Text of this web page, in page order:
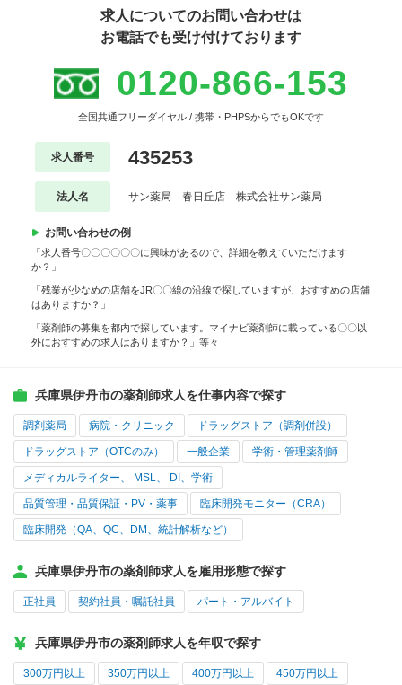
求人についてのお問い合わせは
お電話でも受け付けております
0120-866-153
全国共通フリーダイヤル / 携帯・PHPSからでもOKです
求人番号 435253
法人名 サン薬局 春日丘店 株式会社サン薬局
お問い合わせの例
「求人番号〇〇〇〇〇〇に興味があるので、詳細を教えていただけます
か？」
「残業が少なめの店舗をJR〇〇線の沿線で探していますが、おすすめの店舗
はありますか？」
「薬剤師の募集を都内で探しています。マイナビ薬剤師に載っている〇〇以
外におすすめの求人はありますか？」等々
兵庫県伊丹市の薬剤師求人を仕事内容で探す
調剤薬局 病院・クリニック ドラッグストア（調剤併設）
ドラッグストア（OTCのみ） 一般企業 学術・管理薬剤師
メディカルライター、 MSL、 DI、学術
品質管理・品質保証・PV・薬事 臨床開発モニター（CRA）
臨床開発（QA、QC、DM、統計解析など）
兵庫県伊丹市の薬剤師求人を雇用形態で探す
正社員 契約社員・嘱託社員 パート・アルバイト
兵庫県伊丹市の薬剤師求人を年収で探す
300万円以上 350万円以上 400万円以上 450万円以上